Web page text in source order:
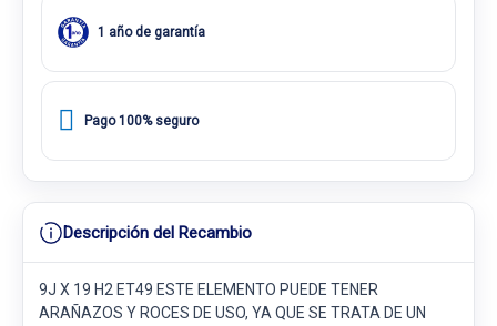
1 año de garantía
Pago 100% seguro
Descripción del Recambio
9J X 19 H2 ET49 ESTE ELEMENTO PUEDE TENER
ARAÑAZOS Y ROCES DE USO, YA QUE SE TRATA DE UN